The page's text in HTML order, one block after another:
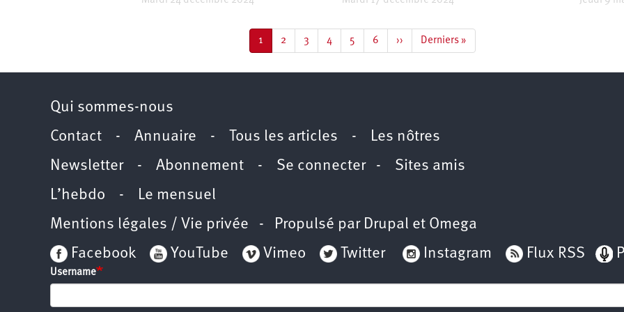
Page
courante
1 Page
2 Page
3 Page
4 Page
5 Page
6
Page
suivante
››
Dernière
page
Derniers »
Qui sommes-nous
Contact - Annuaire - Tous les articles - Les nôtres
Newsletter- Abonnement - Se connecter- Sites amis
L’hebdo - Le mensuel
Mentions légales / Vie privée - Propulsé par Drupal et Omega
Facebook
YouTube Vimeo Twitter Instagram Flux RSS
Username